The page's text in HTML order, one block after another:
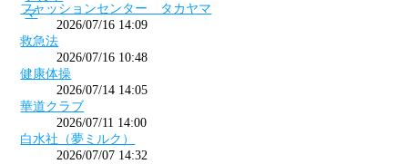
フャッションセンター タカヤマ
2026/07/16 14:09
救急法
2026/07/16 10:48
健康体操
2026/07/14 14:05
華道クラブ
2026/07/11 14:00
白水社（夢ミルク）
2026/07/07 14:32